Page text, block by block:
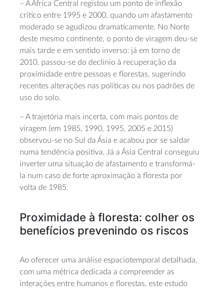
– A África Central registou um ponto de inflexão
crítico entre 1995 e 2000, quando um afastamento
moderado se agudizou dramaticamente. No Norte
deste mesmo continente, o ponto de viragem deu-se
mais tarde e em sentido inverso: já em torno de
2010, passou-se do declínio à recuperação da
proximidade entre pessoas e florestas, sugerindo
recentes alterações nas políticas ou nos padrões de
uso do solo.
– A trajetória mais incerta, com mais pontos de
viragem (em 1985, 1990, 1995, 2005 e 2015)
observou-se no Sul da Ásia e acabou por se saldar
numa tendência positiva. Já a Ásia Central conseguiu
inverter uma situação de afastamento e transformá-
la num caso de forte aproximação à floresta por
volta de 1985.
Proximidade à floresta: colher os
benefícios prevenindo os riscos
Ao oferecer uma análise espaciotemporal detalhada,
com uma métrica dedicada a compreender as
interações entre humanos e florestas, este estudo